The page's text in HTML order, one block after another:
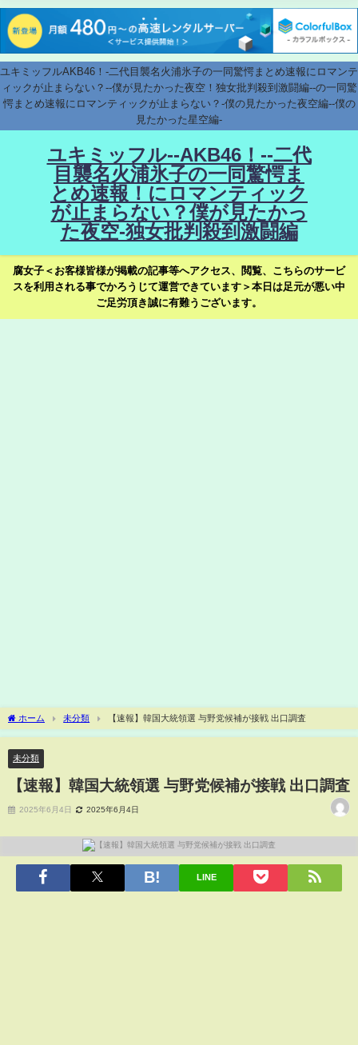
ユキミッフルAKB46！-二代目襲名火浦氷子の一同驚愕まとめ速報にロマンテ
ィックが止まらない？--僕が見たかった夜空！独女批判殺到激闘編--の一同驚
愕まとめ速報にロマンティックが止まらない？-僕の見たかった夜空編--僕の
見たかった星空編-
ユキミッフル--AKB46！--二代
目襲名火浦氷子の一同驚愕ま
とめ速報！にロマンティック
が止まらない？僕が見たかっ
た夜空-独女批判殺到激闘編
腐女子＜お客様皆様が掲載の記事等へアクセス、閲覧、こちらのサービ
スを利用される事でかろうじて運営できています＞本日は足元が悪い中
ご足労頂き誠に有難うございます。
ホーム 未分類 【速報】韓国大統領選 与野党候補が接戦 出口調査
未分類
【速報】韓国大統領選 与野党候補が接戦 出口調査
2025年6月4日 2025年6月4日
LINE